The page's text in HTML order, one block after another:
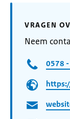
VRAGEN
Neem
0578